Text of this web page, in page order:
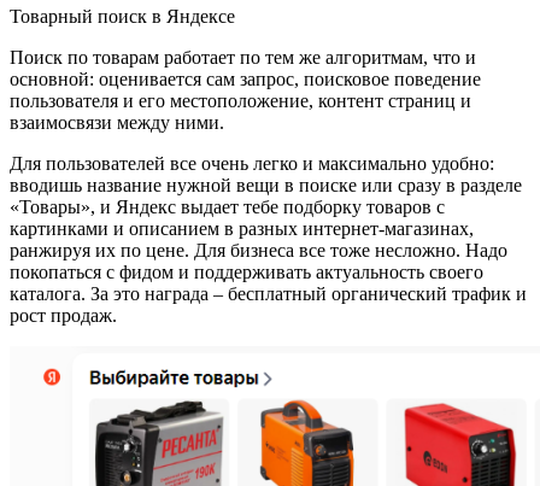
Товарный поиск в Яндексе
Поиск по товарам работает по тем же алгоритмам, что и
основной: оценивается сам запрос, поисковое поведение
пользователя и его местоположение, контент страниц и
взаимосвязи между ними.
Для пользователей все очень легко и максимально удобно:
вводишь название нужной вещи в поиске или сразу в разделе
«Товары», и Яндекс выдает тебе подборку товаров с
картинками и описанием в разных интернет-магазинах,
ранжируя их по цене. Для бизнеса все тоже несложно. Надо
покопаться с фидом и поддерживать актуальность своего
каталога. За это награда – бесплатный органический трафик и
рост продаж.